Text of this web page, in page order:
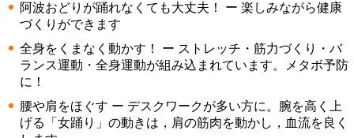
阿波おどりが踊れなくても大丈夫！ ー 楽しみながら健康
づくりができます
全身をくまなく動かす！ ー ストレッチ・筋力づくり・バ
ランス運動・全身運動が組み込まれています。メタボ予防
に！
腰や肩をほぐす ー デスクワークが多い方に。腕を高く上
げる「女踊り」の動きは，肩の筋肉を動かし，血流を良く